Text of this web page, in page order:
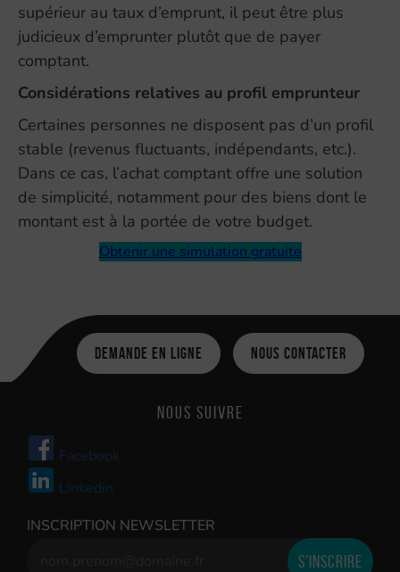
supérieur au taux d’emprunt, il peut être plus
judicieux d’emprunter plutôt que de payer
comptant.
Considérations relatives au profil emprunteur
Certaines personnes ne disposent pas d’un profil
stable (revenus fluctuants, indépendants, etc.).
Dans ce cas, l’achat comptant offre une solution
de simplicité, notamment pour des biens dont le
montant est à la portée de votre budget.
Obtenir une simulation gratuite
Demande en ligne Nous contacter
Nous suivre
Facebook
Linkedin
INSCRIPTION NEWSLETTER